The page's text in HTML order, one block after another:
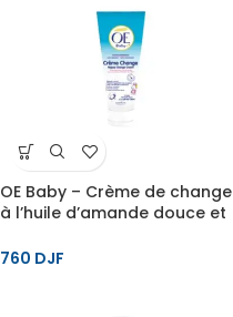
OE Baby – Crème de change
à l’huile d’amande douce et
100 ml
760 DJF